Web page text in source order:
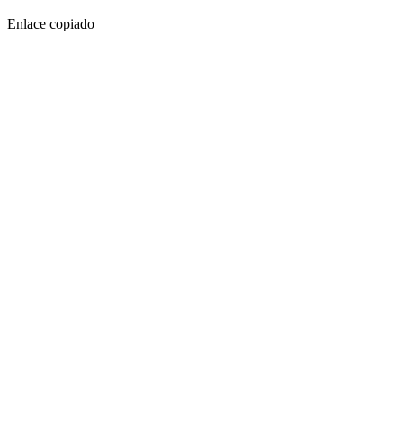
Enlace copiado